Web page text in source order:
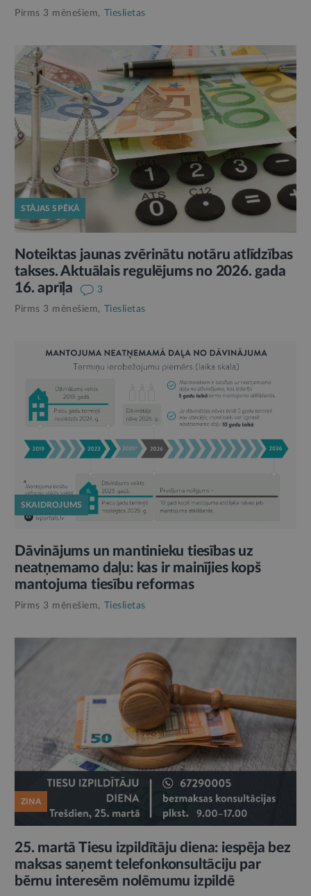
Pirms 3 mēnešiem, Tieslietas
STĀJAS SPĒKĀ
Noteiktas jaunas zvērinātu notāru atlīdzības
takses. Aktuālais regulējums no 2026. gada
16. aprīļa
3
Pirms 3 mēnešiem,
Tieslietas
SKAIDROJUMS
Dāvinājums un mantinieku tiesības uz
neatņemamo daļu: kas ir mainījies kopš
mantojuma tiesību reformas
Pirms 3 mēnešiem, Tieslietas
ZIŅA
25. martā Tiesu izpildītāju diena: iespēja bez
maksas saņemt telefonkonsultāciju par
bērnu interesēm nolēmumu izpildē